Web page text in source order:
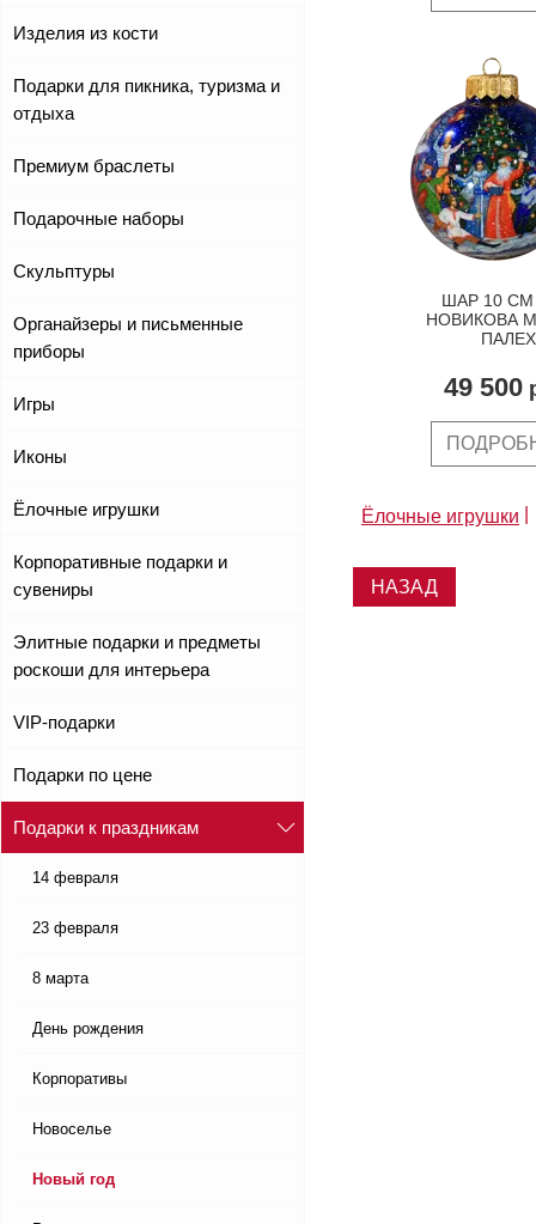
Изделия из кости
Подарки для пикника, туризма и
отдыха
Премиум браслеты
Подарочные наборы
Скульптуры
Органайзеры и письменные
приборы
Игры
Иконы
Ёлочные игрушки
Корпоративные подарки и
сувениры
Элитные подарки и предметы
роскоши для интерьера
VIP-подарки
Подарки по цене
Подарки к праздникам
14 февраля
23 февраля
8 марта
День рождения
Корпоративы
Новоселье
Новый год
ШАР 10 СМ
НОВИКОВА
ПАЛЕХ
49 500
Ёлочные игрушки
НАЗАД